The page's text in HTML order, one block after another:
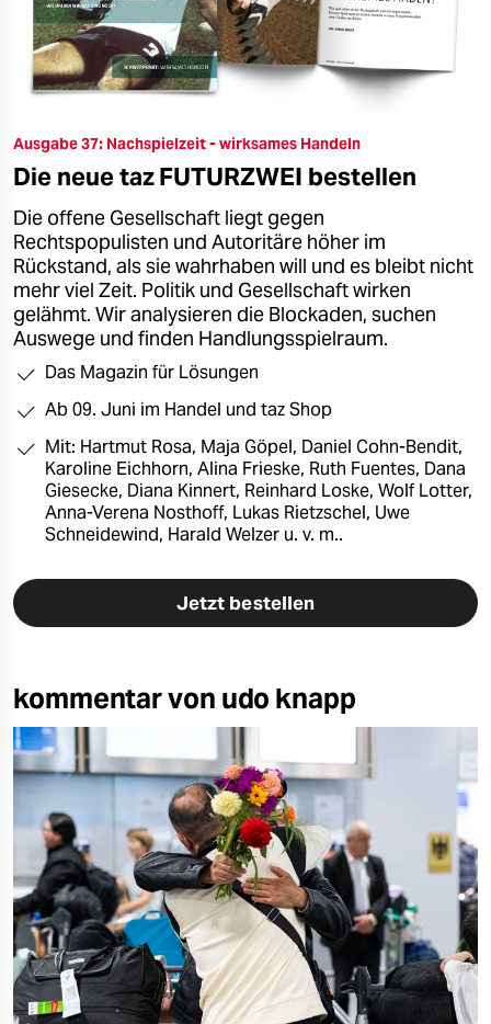
Ausgabe 37: Nachspielzeit - wirksames Handeln
Die neue taz FUTURZWEI bestellen
Die offene Gesellschaft liegt gegen
Rechtspopulisten und Autoritäre höher im
Rückstand, als sie wahrhaben will und es bleibt nicht
mehr viel Zeit. Politik und Gesellschaft wirken
gelähmt. Wir analysieren die Blockaden, suchen
Auswege und finden Handlungsspielraum.
Das Magazin für Lösungen
Ab 09. Juni im Handel und taz Shop
Mit: Hartmut Rosa, Maja Göpel, Daniel Cohn-Bendit,
Karoline Eichhorn, Alina Frieske, Ruth Fuentes, Dana
Giesecke, Diana Kinnert, Reinhard Loske, Wolf Lotter,
Anna-Verena Nosthoff, Lukas Rietzschel, Uwe
Schneidewind, Harald Welzer u. v. m..
Jetzt bestellen
kommentar von udo knapp